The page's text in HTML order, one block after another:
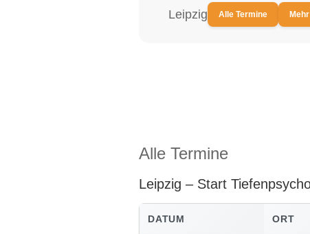
Leipzig Alle Termine
Alle Termine
Leipzig – Start
DATUM ORT